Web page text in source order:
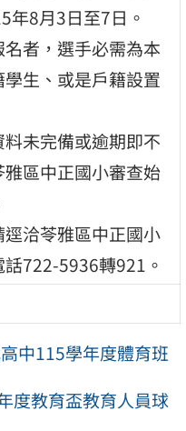
年8月3日至7日。
者，選手必需為本
生、或是戶籍設置
未完備或逾期即不
區中正國小審查始
洽苓雅區中正國小
722-5936轉921。
中115學年度體育班
度教育盃教育人員球